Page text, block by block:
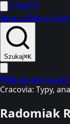
SPORT1
NewsyEkstraklasa
Szukaj⌘K
Wiadomości
Cracovia: Typy,
Radomiak